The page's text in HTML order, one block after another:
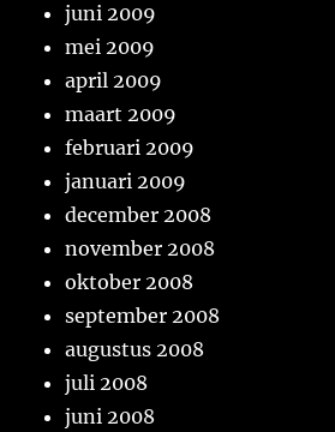
juni 2009
mei 2009
april 2009
maart 2009
februari 2009
januari 2009
december 2008
november 2008
oktober 2008
september 2008
augustus 2008
juli 2008
juni 2008